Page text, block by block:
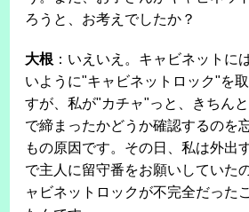
ろうと、お考えでしたか？
大根 ：いえいえ。キャビネットに
いように"キャビネットロック"を
すが、私が"カチャ"っと、きちん
で締まったかどうか確認するのを
もの原因です。その日、私は外出
で主人に留守番をお願いしていた
ャビネットロックが不完全だった